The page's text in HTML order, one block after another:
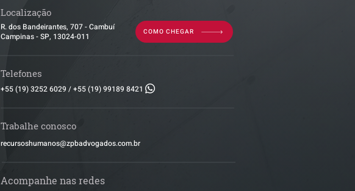
Localização
R. dos Bandeirantes, 707 - Cambuí
Campinas - SP, 13024-011
COMO CHEGAR
Telefones
+55 (19) 3252 6029 /+55 (19) 99189 8421
Trabalhe conosco
​recursoshumanos@zpbadvogados.com.br
Acompanhe nas redes